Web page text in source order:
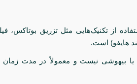
از تکنیک‌هایی مثل تزریق بوتاکس،
هایفو) است.
یا بیهوشی نیست و معمولاً در مدت زمان